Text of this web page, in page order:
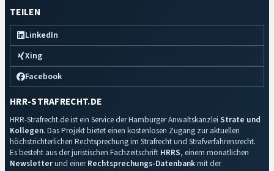
TEILEN
LinkedIn
Xing
Facebook
HRR-STRAFRECHT.DE
HRR-Strafrecht.de ist ein Service der Hamburger Anwaltskanzlei Strate und
Kollegen. Das Projekt bietet einen kostenlosen Zugang zur aktuellen
höchstrichterlichen Rechtsprechung im Strafrecht und Strafverfahrensrecht.
Es besteht aus der juristischen Fachzeitschrift HRRS, einem monatlichen
Newsletterund einerRechtsprechungs-Datenbankmit der